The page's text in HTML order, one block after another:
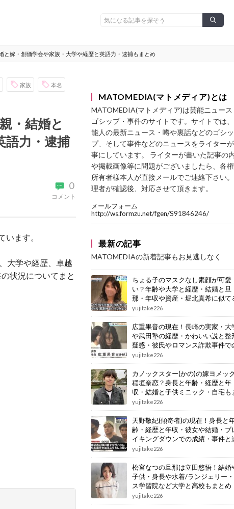
嫁・創価学会や家族・大学や経歴と英語力・逮捕もまとめ
家族 本名
・結婚と
語力・逮捕
0
コメント
ます。
大学や経歴、卓越
状況についてまと
MATOMEDIA(マトメディア)とは
MATOMEDIA(マトメディア)は芸能ニュース
ゴシップ・事件のサイトです。サイトでは
能人の最新ニュース・噂や裏話などのゴシッ
プ、そして事件などのニュースをライター
事にしています。 ライターが書いた記事の
や掲載画像等に問題がございましたら、各
所有者様本人が直接メールでご連絡下さい
理者が確認後、対応させて頂きます。
メールフォーム
http://ws.formzu.net/fgen/S91846246/
最新の記事
MATOMEDIAの新着記事もお見逃しなく
ちょる子のマスクなし素顔が可愛
い？年齢や大学と経歴・結婚と旦
那・年収や資産・堀北真希に似て
画像もまとめ
yujitake226
広重果音の現在！長崎の実家・大
や武田塾の経歴・かわいい説と整
疑惑・彼氏やロマンス詐欺事件で
逮捕もまとめ
yujitake226
カノックスター(かの)の嫁ヨメッ
稲垣奈恋？身長と年齢・経歴と年
収・結婚と子供ミニック・自宅も
とめ
yujitake226
天野敬紀(傾奇者)の現在！身長と
齢・経歴と年収・彼女や結婚・ブ
イキングダウンでの成績・事件と
捕もまとめ
yujitake226
松宮なつの旦那は立田悠悟！結婚
子供・身長や水着/ランジェリー・
ス学習院など大学と高校もまとめ
yujitake226